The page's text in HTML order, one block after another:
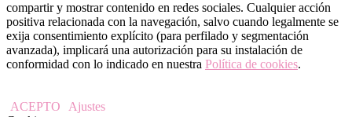
compartir y mostrar contenido en redes sociales. Cualquier acción
positiva relacionada con la navegación, salvo cuando legalmente se
exija consentimiento explícito (para perfilado y segmentación
avanzada), implicará una autorización para su instalación de
conformidad con lo indicado en nuestra Política de cookies.
ACEPTO
Ajustes